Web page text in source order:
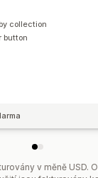
collection
button
v měně USD.